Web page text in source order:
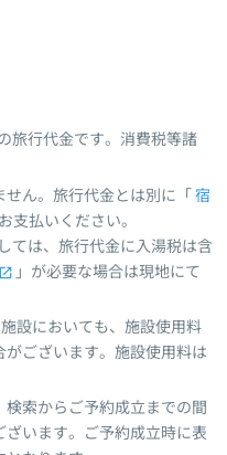
旅行代金です。消費税等諸
ん。旅行代金とは別に「宿
支払いください。
ては、旅行代金に入湯税は含
」が必要な場合は現地にて
設においても、施設使用料
がございます。施設使用料は
索からご予約成立までの間
います。ご予約成立時に表